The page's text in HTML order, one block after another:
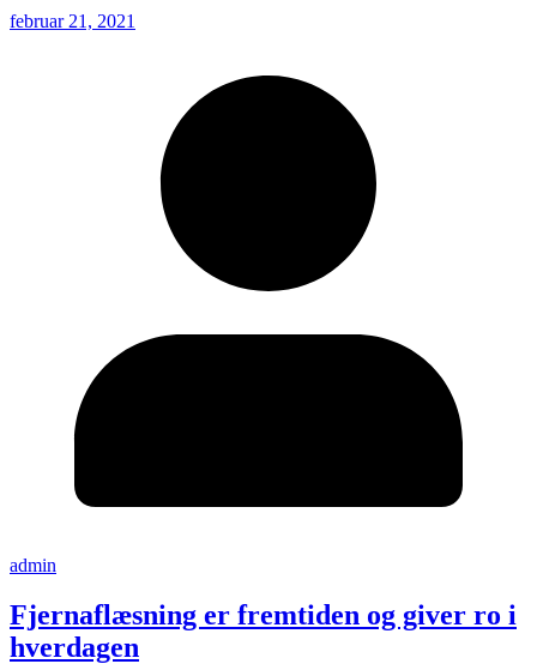
februar 21, 2021
admin
Fjernaflæsning er fremtiden og giver ro i
hverdagen